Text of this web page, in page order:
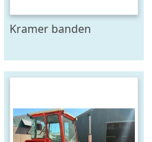
Kramer banden